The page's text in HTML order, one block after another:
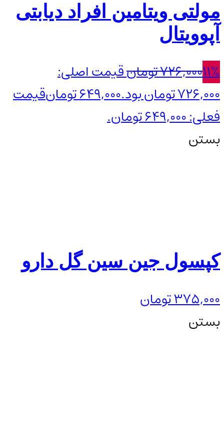
مولتی ویتامین افراد دیابتی
آپوویتال
11%
726,000تومانقیمت اصلی:
726,000 تومان بود.
649,000تومانقیمت
فعلی: 649,000 تومان.
بستن
کپسول جین سین گل دارو
375,000تومان
بستن